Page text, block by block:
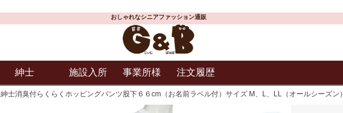
おしゃれなシニアファッション通販
紳士 施設入所 事業所様 注文履歴
紳士消臭付らくらくホッピングパンツ股下６６cm（お名前ラベル付）サイズ M、L、LL（オールシーズン）